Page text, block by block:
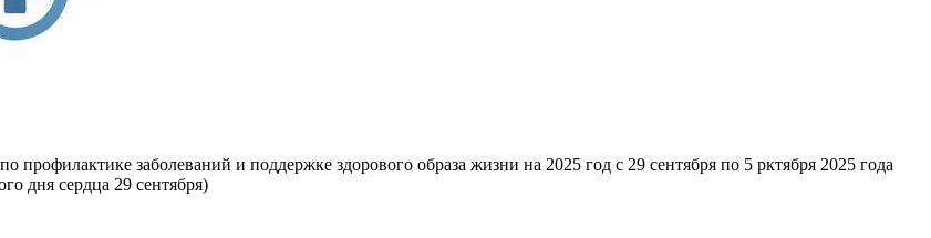
заболеваний и поддержке здорового образа жизни на 2025 год с 29 сентября по 5 рктября 2025 года
дня сердца 29 сентября)